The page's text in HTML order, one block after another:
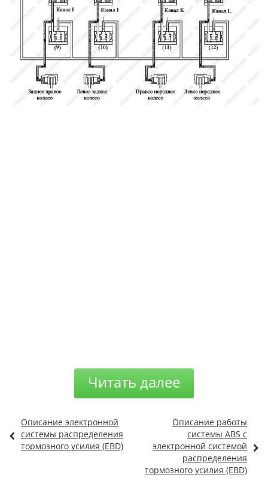
Читать далее
Описание электронной
системы распределения
тормозного усилия (EBD)
Описание работы
системы ABS с
электронной системой
распределения
тормозного усилия (EBD)